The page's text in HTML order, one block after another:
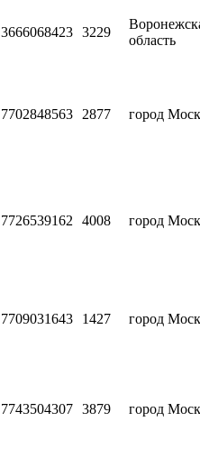
3666068423 3229
область
7702848563 2877 город
7726539162 4008 город
7709031643 1427 город
7743504307 3879 город